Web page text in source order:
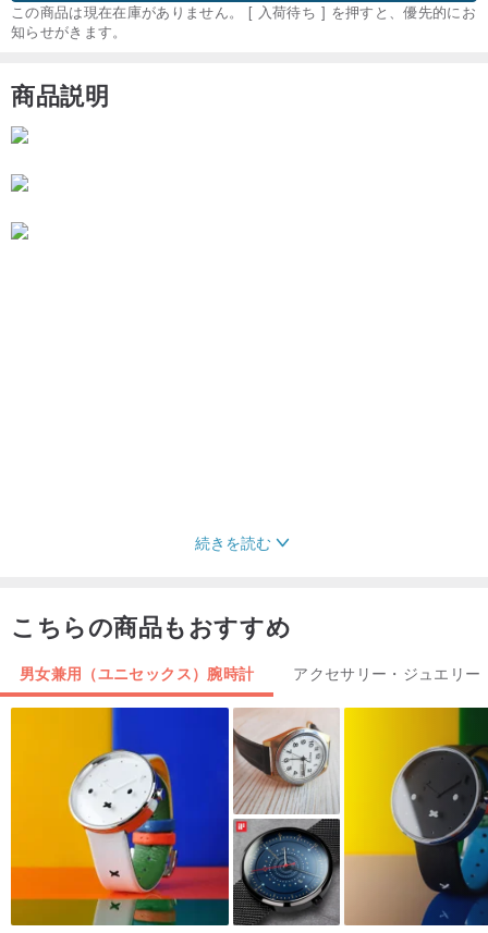
この商品は現在在庫がありません。 [ 入荷待ち ] を押すと、優先的にお
知らせがきます。
商品説明
続きを読む
こちらの商品もおすすめ
男女兼用（ユニセックス）腕時計 アクセサリー・ジュエリー